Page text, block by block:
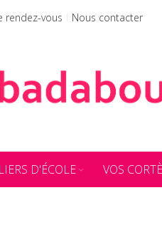
rendez-vous Nous contacter
D'ÉCOLE VOS